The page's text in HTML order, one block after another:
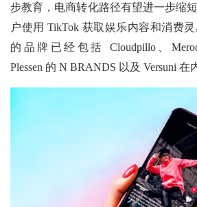
步教育，电商转化路径有望进一步缩
户使用 TikTok 获取娱乐内容和消费
的品牌已经包括 Cloudpillo、
Plessen 的 N BRANDS 以及 Versuni 在